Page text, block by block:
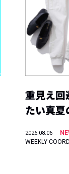
重見え回
たい真夏
2026.08.06
WEEKLY